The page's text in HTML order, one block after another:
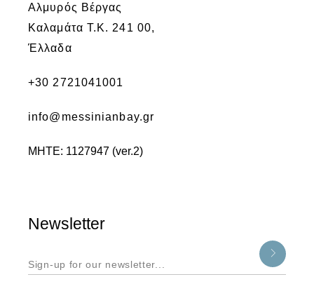
Αλμυρός Βέργας
Καλαμάτα Τ.Κ. 241 00,
Έλλαδα
+30 2721041001
info@messinianbay.gr
ΜΗΤΕ: 1127947 (ver.2)
Newsletter